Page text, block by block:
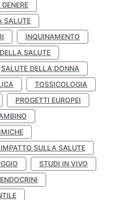
SALUTE
INQUINAMENTO
SALUTE
SALUTE DELLA DONNA
TOSSICOLOGIA
PROGETTI EUROPEI
SULLA SALUTE
STUDI IN VIVO